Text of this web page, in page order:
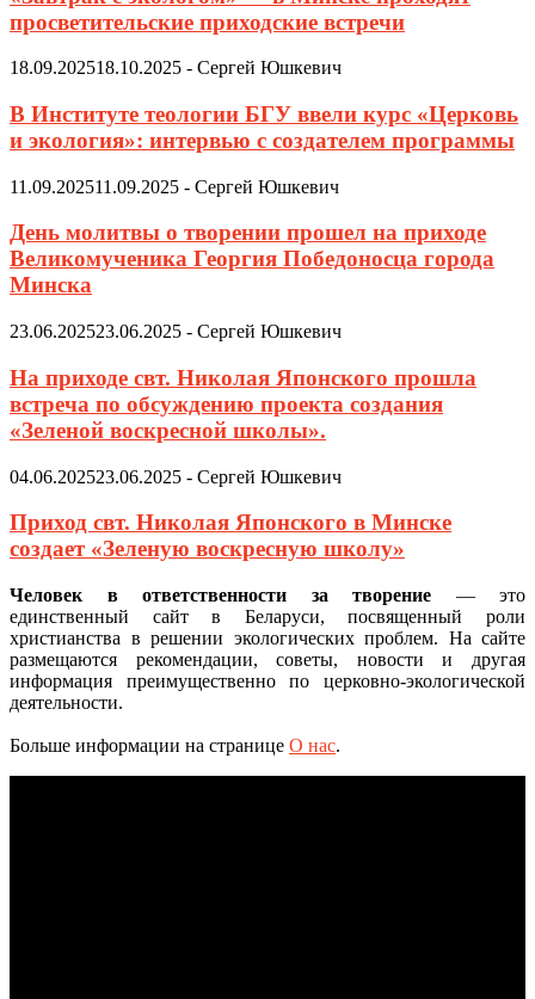
просветительские приходские встречи
18.09.202518.10.2025 - Сергей Юшкевич
В Институте теологии БГУ ввели курс «Церковь
и экология»: интервью с создателем программы
11.09.202511.09.2025 - Сергей Юшкевич
День молитвы о творении прошел на приходе
Великомученика Георгия Победоносца города
Минска
23.06.202523.06.2025 - Сергей Юшкевич
На приходе свт. Николая Японского прошла
встреча по обсуждению проекта создания
«Зеленой воскресной школы».
04.06.202523.06.2025 - Сергей Юшкевич
Приход свт. Николая Японского в Минске
создает «Зеленую воскресную школу»
Человек в ответственности за творение — это
единственный сайт в Беларуси, посвященный роли
христианства в решении экологических проблем. На сайте
размещаются рекомендации, советы, новости и другая
информация преимущественно по церковно-экологической
деятельности.
Больше информации на странице О нас.